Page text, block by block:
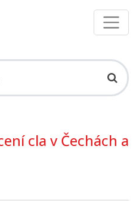
cla v Čechách a